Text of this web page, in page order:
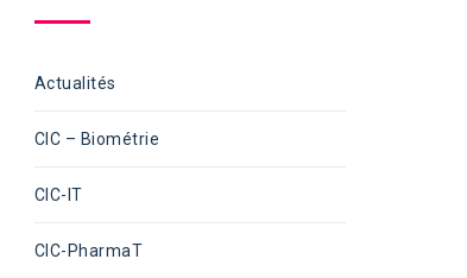
Actualités
CIC – Biométrie
CIC-IT
CIC-PharmaT